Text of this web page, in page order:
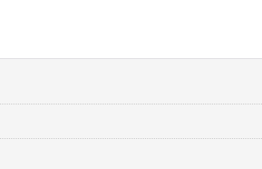
170ml 皮革・布の接着に最適 [G-
コ